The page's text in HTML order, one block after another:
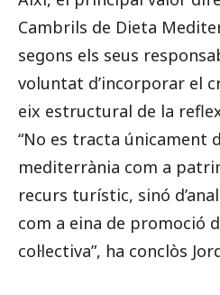
Cambrils de Dieta
segons els seus
voluntat d’incorporar el
eix estructural de la
“No es tracta únicament
mediterrània com a
recurs turístic, sinó
com a eina de promoció
col·lectiva”, ha conclòs